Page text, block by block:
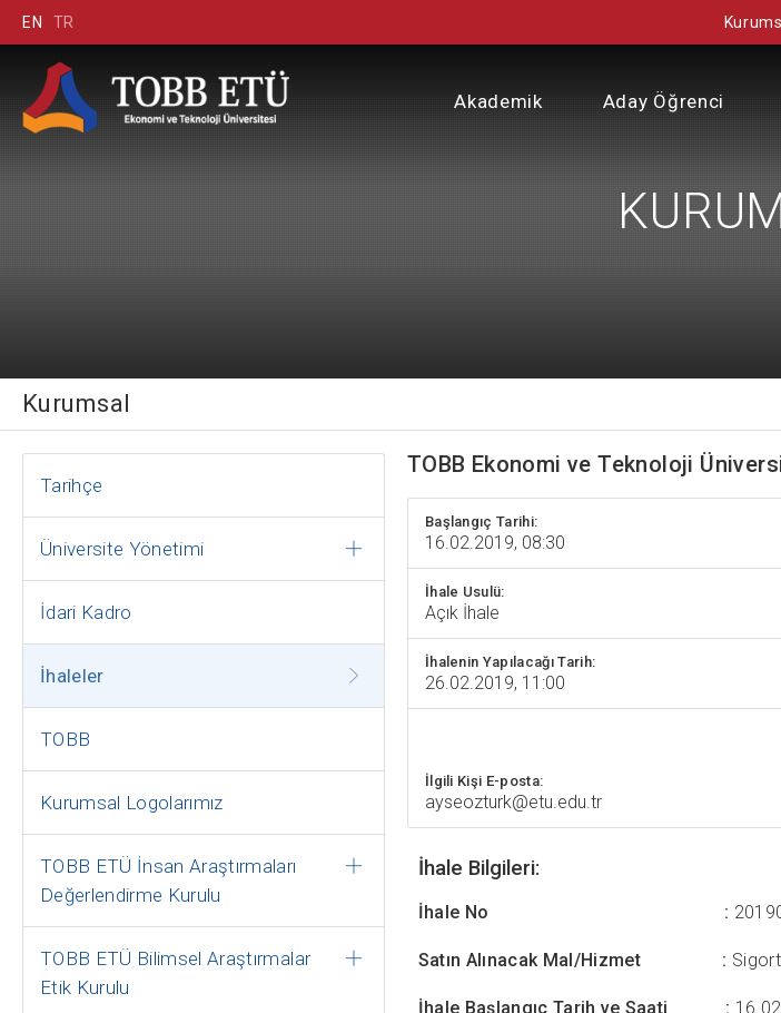
EN TR
Akademik Aday Öğrenci
Kurumsal
Tarihçe
Üniversite Yönetimi
İdari Kadro
İhaleler
TOBB
Kurumsal Logolarımız
TOBB ETÜ İnsan Araştırmaları
Değerlendirme Kurulu
TOBB ETÜ Bilimsel Araştırmalar
Etik Kurulu
TOBB Ekonomi ve Teknoloji
Başlangıç Tarihi:
16.02.2019, 08:30
İhale Usulü:
Açık İhale
İhalenin Yapılacağı Tarih:
26.02.2019, 11:00
İlgili Kişi E-posta:
ayseozturk@etu.edu.tr
İhale Bilgileri:
İhale No :
Satın Alınacak Mal/Hizmet :
İhale Başlangıç Tarih ve Saati :